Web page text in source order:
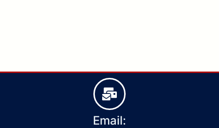
Email: